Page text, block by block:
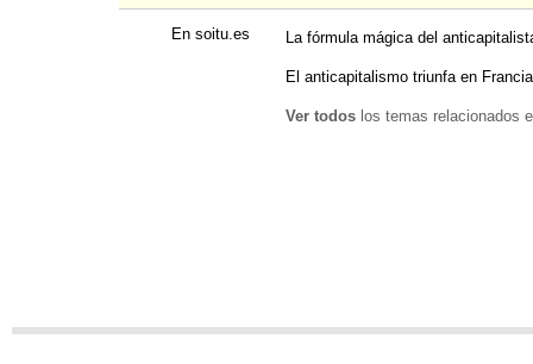
En soitu.es La fórmula mágica del
El anticapitalismo triunfa en
Ver todos los temas relacionados